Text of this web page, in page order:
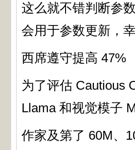
这么就不错判断参
会用于参数更新，
西席遵守提高 47%
为了评估 Cautious
Llama 和视觉模子
作家及第了 60M、